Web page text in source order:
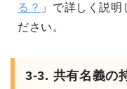
る？ 」で詳しく説明
ださい。
3-3. 共有名義の